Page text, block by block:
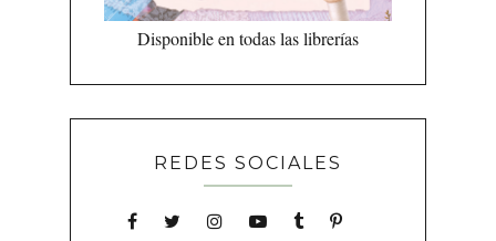
Disponible en todas las librerías
REDES SOCIALES